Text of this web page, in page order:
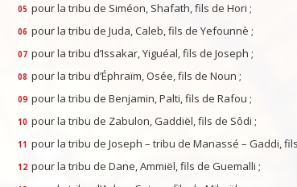
05 pour la tribu de Siméon, Shafath, fils de Hori ;
06 pour la tribu de Juda, Caleb, fils de Yefounnè ;
07 pour la tribu d’Issakar, Yiguéal, fils de Joseph ;
08 pour la tribu d’Éphraïm, Osée, fils de Noun ;
09 pour la tribu de Benjamin, Palti, fils de Rafou ;
10 pour la tribu de Zabulon, Gaddiël, fils de Sôdi ;
11 pour la tribu de Joseph – tribu de Manassé – Gaddi,
12 pour la tribu de Dane, Ammiël, fils de Guemalli ;